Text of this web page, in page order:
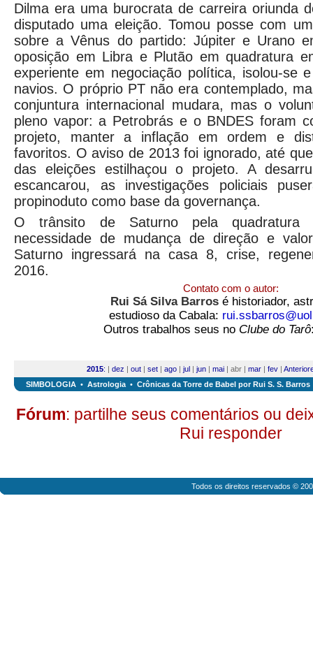
Dilma era uma burocrata de carreira oriunda
disputado uma eleição. Tomou posse com
sobre a Vênus do partido: Júpiter e Urano
oposição em Libra e Plutão em quadratura
experiente em negociação política, isolou-se
navios. O próprio PT não era contemplado,
conjuntura internacional mudara, mas o
pleno vapor: a Petrobrás e o BNDES foram
projeto, manter a inflação em ordem e
favoritos. O aviso de 2013 foi ignorado, até
das eleições estilhaçou o projeto. A
escancarou, as investigações policiais
propinoduto como base da governança.
O trânsito de Saturno pela quadratura
necessidade de mudança de direção e
Saturno ingressará na casa 8, crise,
2016.
Contato com o autor:
Rui Sá Silva Barros é historiador,
estudioso da Cabala:
Outros trabalhos seus no Clube do Tarô
2015: | dez | out | set | ago | jul | jun | mai | abr | mar | fev |
SIMBOLOGIA • Astrologia • Crônicas da Torre de Babel por Rui S. S. Barros
Fórum: partilhe seus comentários ou
Rui responder
Todos os direitos reservados ©